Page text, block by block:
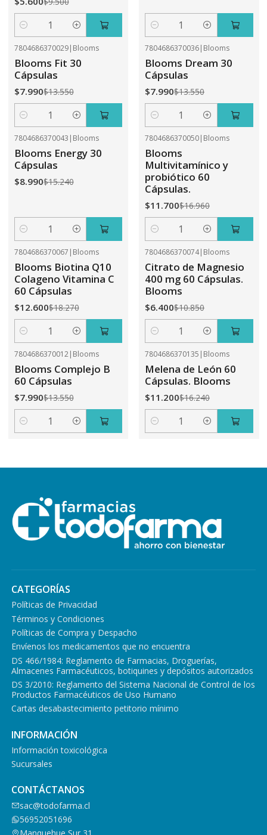
Cantidad Cantidad
7804686370029| Blooms
Blooms Fit 30
Cápsulas
$7.990$13.550
Cantidad
7804686370036| Blooms
Blooms Dream 30
Cápsulas
$7.990$13.550
Cantidad
7804686370043 | Blooms
Blooms Energy 30
Cápsulas
$8.990$15.240
Cantidad
7804686370050| Blooms
Blooms
Multivitamínico y
probiótico 60
Cápsulas.
$11.700$16.960
Cantidad
7804686370067 | Blooms
Blooms Biotina Q10
Colageno Vitamina C
60 Cápsulas
$12.600$18.270
Cantidad
7804686370074| Blooms
Citrato de Magnesio
400 mg 60 Cápsulas.
Blooms
$6.400$10.850
Cantidad
7804686370012| Blooms
Blooms Complejo B
60 Cápsulas
$7.990$13.550
Cantidad
7804686370135 | Blooms
Melena de León 60
Cápsulas. Blooms
$11.200$16.240
Cantidad
CATEGORÍAS
Políticas de Privacidad
Términos y Condiciones
Políticas de Compra y Despacho
Envíenos los medicamentos que no encuentra
DS 466/1984: Reglamento de Farmacias, Droguerías,
Almacenes Farmacéuticos, botiquines y depósitos autorizados
DS 3/2010: Reglamento del Sistema Nacional de Control de los
Productos Farmacéuticos de Uso Humano
Cartas desabastecimiento petitorio mínimo
INFORMACIÓN
Información toxicológica
Sucursales
CONTÁCTANOS
sac@todofarma.cl
56952051696